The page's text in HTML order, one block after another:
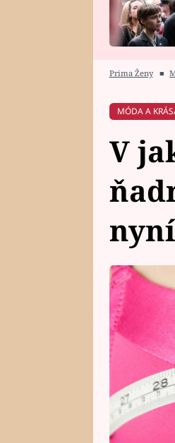
HOROSKOP NA
Prima Ženy ■
MÓDA A
V